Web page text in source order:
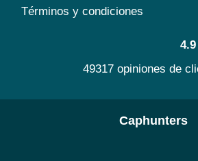
Términos y condiciones
4.9
49317 opiniones de
Caphunters